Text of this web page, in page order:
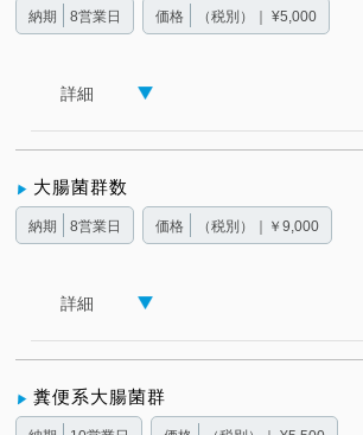
納期 8営業日 価格 （税別）｜ ¥5,000
詳細
大腸菌群数
納期 8営業日 価格 （税別）｜￥9,000
詳細
糞便系大腸菌群